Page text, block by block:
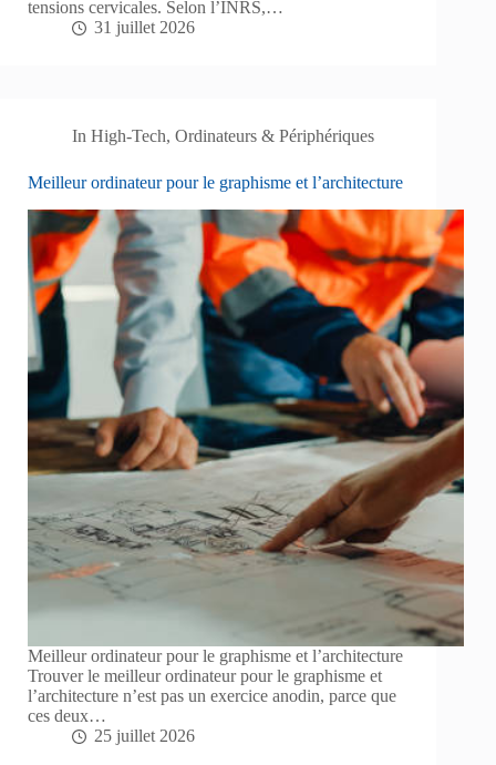
tensions cervicales. Selon l’INRS,…
31 juillet 2026
In High-Tech,Ordinateurs & Périphériques
Meilleur ordinateur pour le graphisme et l’architecture
Meilleur ordinateur pour le graphisme et l’architecture
Trouver le meilleur ordinateur pour le graphisme et
l’architecture n’est pas un exercice anodin, parce que
ces deux…
25 juillet 2026